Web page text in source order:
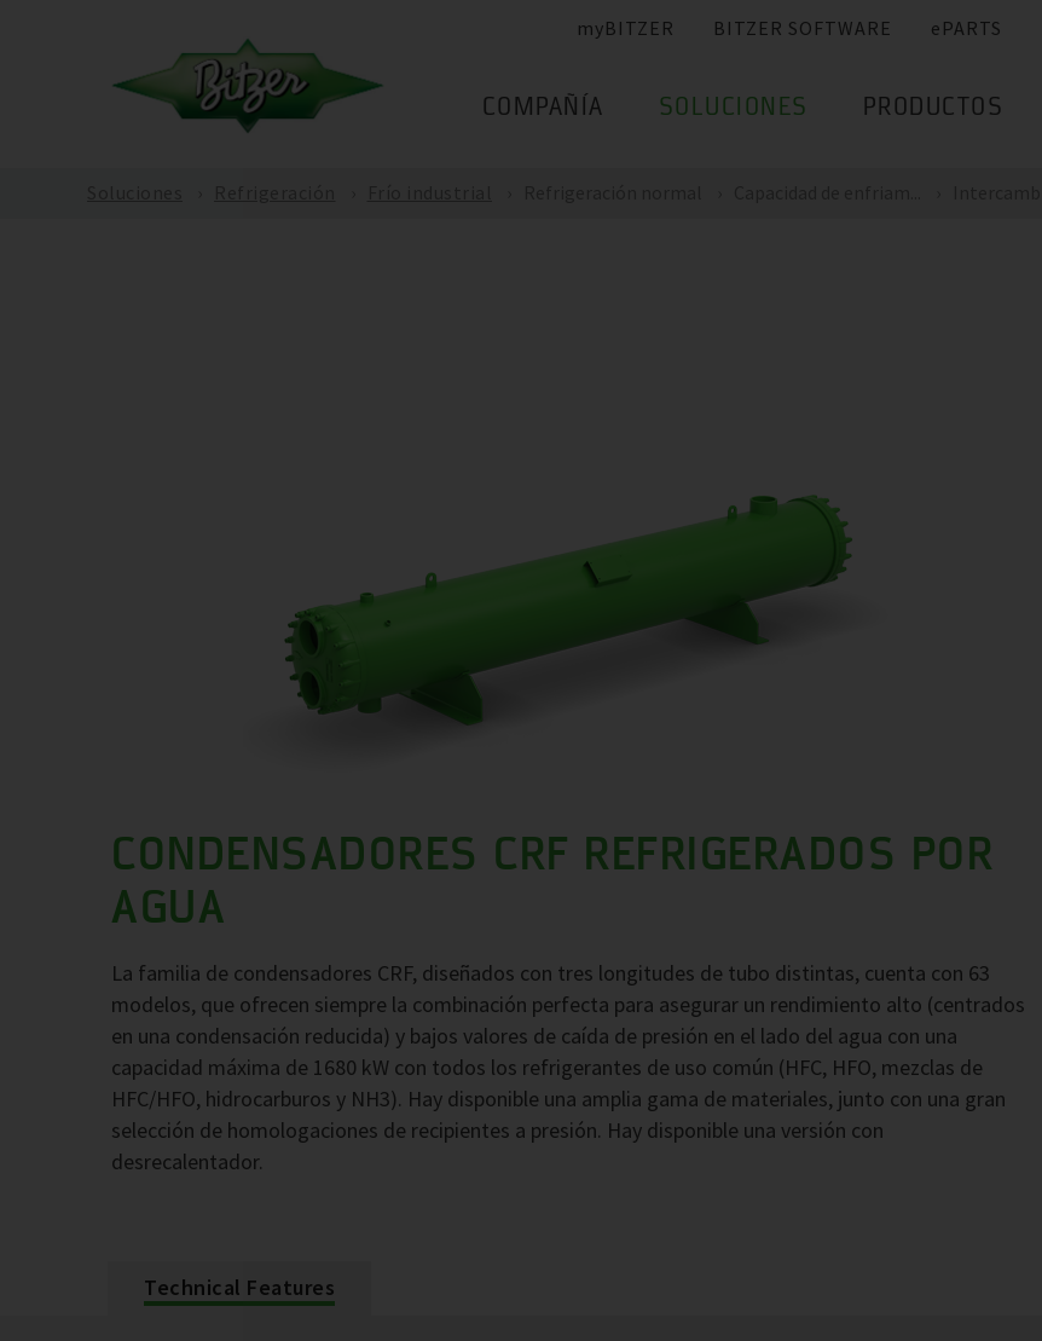
myBITZER BITZER SOFTWARE ePARTS
COMPAÑÍA SOLUCIONES PRODUCTOS
CONDENSADORES CRF REFRIGERADOS POR
AGUA
La familia de condensadores CRF, diseñados con tres longitudes de tubo distintas, cuenta con 63
modelos, que ofrecen siempre la combinación perfecta para asegurar un rendimiento alto (centrados
en una condensación reducida) y bajos valores de caída de presión en el lado del agua con una
capacidad máxima de 1680 kW con todos los refrigerantes de uso común (HFC, HFO, mezclas de
HFC/HFO, hidrocarburos y NH3). Hay disponible una amplia gama de materiales, junto con una gran
selección de homologaciones de recipientes a presión. Hay disponible una versión con
desrecalentador.
Technical Features